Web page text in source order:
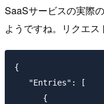
SaaSサービスの実際
ようですね。リクエス
{
   "Entries": [
      {